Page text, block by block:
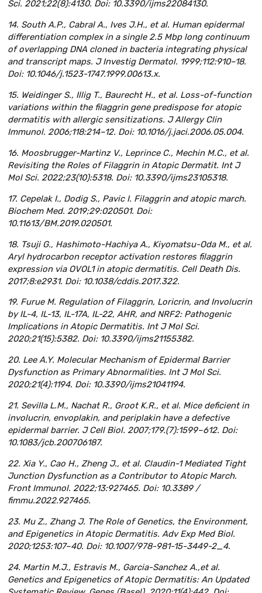
Sci. 2021;22(8):4130. Doi: 10.3390/ijms22084130.
14. South A.P., Cabral A., Ives J.H., et al. Human epidermal
differentiation complex in a single 2.5 Mbp long continuum
of overlapping DNA cloned in bacteria integrating physical
and transcript maps. J Investig Dermatol. 1999;112:910–18.
Doi: 10.1046/j.1523-1747.1999.00613.x.
15. Weidinger S., Illig T., Baurecht H., et al. Loss-of-function
variations within the filaggrin gene predispose for atopic
dermatitis with allergic sensitizations. J Allergy Clin
Immunol. 2006;118:214–12. Doi: 10.1016/j.jaci.2006.05.004.
16. Moosbrugger-Martinz V., Leprince C., Mechin M.C., et al.
Revisiting the Roles of Filaggrin in Atopic Dermatit. Int J
Mol Sci. 2022;23(10):5318. Doi: 10.3390/ijms23105318.
17. Cepelak I., Dodig S., Pavic I. Filaggrin and atopic march.
Biochem Med. 2019;29:020501. Doi:
10.11613/BM.2019.020501.
18. Tsuji G., Hashimoto-Hachiya A., Kiyomatsu-Oda M., et al.
Aryl hydrocarbon receptor activation restores filaggrin
expression via OVOL1 in atopic dermatitis. Cell Death Dis.
2017;8:e2931. Doi: 10.1038/cddis.2017.322.
19. Furue M. Regulation of Filaggrin, Loricrin, and Involucrin
by IL-4, IL-13, IL-17A, IL-22, AHR, and NRF2: Pathogenic
Implications in Atopic Dermatitis. Int J Mol Sci.
2020;21(15):5382. Doi: 10.3390/ijms21155382.
20. Lee A.Y. Molecular Mechanism of Epidermal Barrier
Dysfunction as Primary Abnormalities. Int J Mol Sci.
2020;21(4):1194. Doi: 10.3390/ijms21041194.
21. Sevilla L.M., Nachat R., Groot K.R., et al. Mice deficient in
involucrin, envoplakin, and periplakin have a defective
epidermal barrier. J Cell Biol. 2007;179.(7):1599–612. Doi:
10.1083/jcb.200706187.
22. Xia Y., Cao H., Zheng J., et al. Claudin-1 Mediated Tight
Junction Dysfunction as a Contributor to Atopic March.
Front Immunol. 2022;13:927465. Doi: 10.3389 /
fimmu.2022.927465.
23. Mu Z., Zhang J. The Role of Genetics, the Environment,
and Epigenetics in Atopic Dermatitis. Adv Exp Med Biol.
2020;1253:107–40. Doi: 10.1007/978-981-15-3449-2_4.
24. Martin M.J., Estravis M., Garcia-Sanchez A.,et al.
Genetics and Epigenetics of Atopic Dermatitis: An Updated